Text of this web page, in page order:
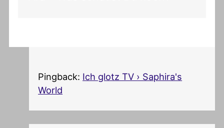
Pingback: Ich glotz TV › Saphira's
World